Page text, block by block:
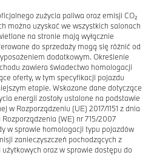
zużycia paliwa oraz emisji CO₂
można uzyskać we wszystkich salonach
na stronie mają wyłącznie
do sprzedaży mogą się różnić od
dodatkowym. Określenie
zawiera świadectwo homologacji
oferty, w tym specyfikacji pojazdu
etapie. Wskazane dane dotyczące
energii zostały ustalone na podstawie
w Rozporządzeniu (UE) 2017/1151 z dnia
Rozporządzenia (WE) nr 715/2007
w sprawie homologacji typu pojazdów
zanieczyszczeń pochodzących z
oraz w sprawie dostępu do